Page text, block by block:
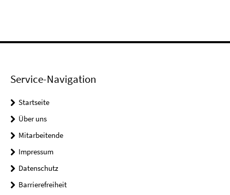
Service-Navigation
Startseite
Über uns
Mitarbeitende
Impressum
Datenschutz
Barrierefreiheit